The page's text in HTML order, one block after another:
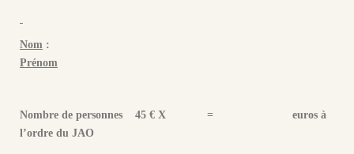
Nom :
Prénom
Nombre de personnes 45 € X = euros à
l’ordre du JAO